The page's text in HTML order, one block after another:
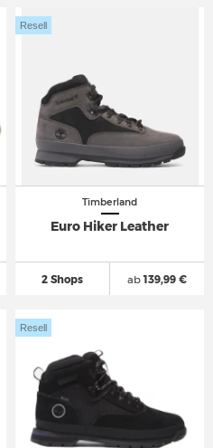
Timberland
Euro Hiker Leather
2 Shops
Resell
ab139,99 €
Resell